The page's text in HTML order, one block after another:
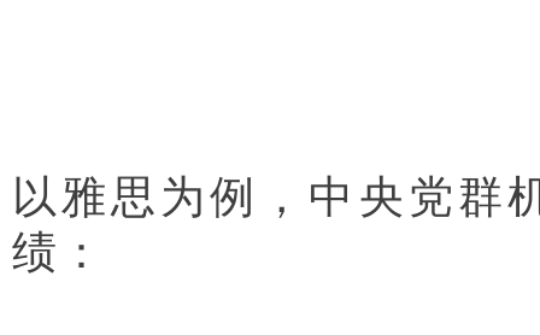
以雅思为例，中央党群
绩：